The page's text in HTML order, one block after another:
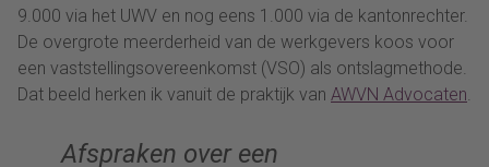
9.000 via het UWV en nog eens 1.000 via de kantonrechter.
De overgrote meerderheid van de werkgevers koos voor
een vaststellingsovereenkomst (VSO) als ontslagmethode.
Dat beeld herken ik vanuit de praktijk van AWVN Advocaten.
Afspraken over een